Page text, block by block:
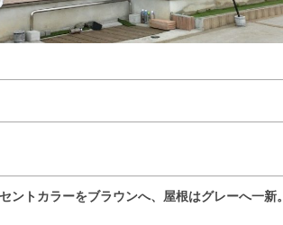
トカラーをブラウンへ、屋根はグレーへ一新。